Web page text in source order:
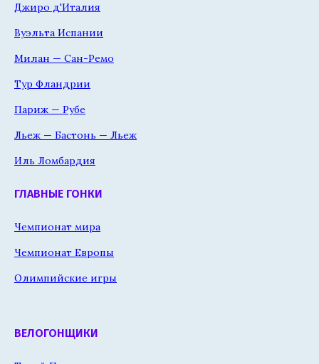
Джиро д'Италия
Вуэльта Испании
Милан — Сан-Ремо
Тур Фландрии
Париж — Рубе
Льеж — Бастонь — Льеж
Иль Ломбардия
ГЛАВНЫЕ ГОНКИ
Чемпионат мира
Чемпионат Европы
Олимпийские игры
ВЕЛОГОНЩИКИ